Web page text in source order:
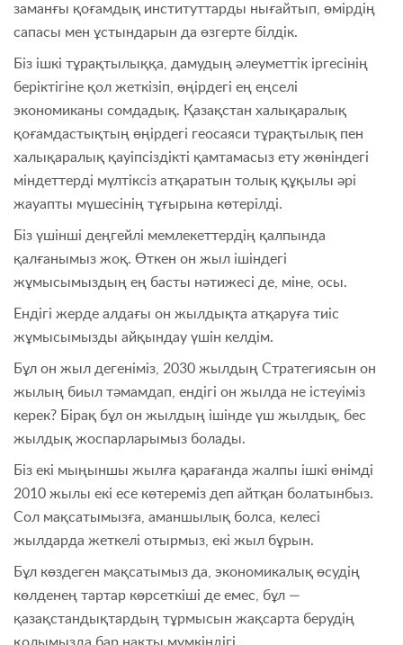
заманғы қоғамдық институттарды нығайтып, өмірдің
сапасы мен ұстындарын да өзгерте білдік.
Біз ішкі тұрақтылыққа, дамудың әлеуметтік іргесінің
беріктігіне қол жеткізіп, өңірдегі ең еңселі
экономиканы сомдадық. Қазақстан халықаралық
қоғамдастықтың өңірдегі геосаяси тұрақтылық пен
халықаралық қауіпсіздікті қамтамасыз ету жөніндегі
міндеттерді мүлтіксіз атқаратын толық құқылы әрі
жауапты мүшесінің тұғырына көтерілді.
Біз үшінші деңгейлі мемлекеттердің қалпында
қалғанымыз жоқ. Өткен он жыл ішіндегі
жұмысымыздың ең басты нәтижесі де, міне, осы.
Ендігі жерде алдағы он жылдықта атқаруға тиіс
жұмысымызды айқындау үшін келдім.
Бұл он жыл дегеніміз, 2030 жылдың Стратегиясын он
жылың биыл тәмамдап, ендігі он жылда не істеуіміз
керек? Бірақ бұл он жылдың ішінде үш жылдық, бес
жылдық жоспарларымыз болады.
Біз екі мыңыншы жылға қарағанда жалпы ішкі өнімді
2010 жылы екі есе көтереміз деп айтқан болатынбыз.
Сол мақсатымызға, аманшылық болса, келесі
жылдарда жеткелі отырмыз, екі жыл бұрын.
Бұл көздеген мақсатымыз да, экономикалық өсудің
көлденең тартар көрсеткіші де емес, бұл —
қазақстандықтардың тұрмысын жақсарта берудің
қолымызда бар нақты мүмкіндігі.